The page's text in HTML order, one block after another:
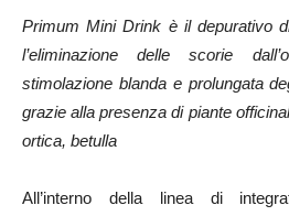
Primum Mini Drink è il depurativo
l’eliminazione delle scorie
stimolazione blanda e prolungata
grazie alla presenza di piante
ortica, betulla
All’interno della linea di